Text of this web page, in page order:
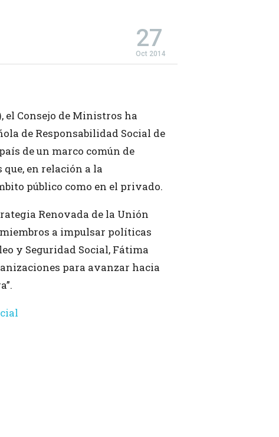
27
Oct 2014
el Consejo de Ministros ha
de Responsabilidad Social de
de un marco común de
en relación a la
público como en el privado.
Renovada de la Unión
miembros a impulsar políticas
y Seguridad Social, Fátima
para avanzar hacia